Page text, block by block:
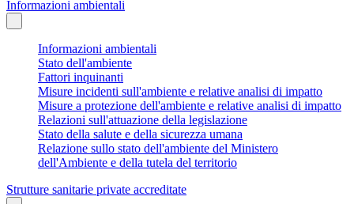
Informazioni ambientali
Informazioni ambientali
Stato dell'ambiente
Fattori inquinanti
Misure incidenti sull'ambiente e relative analisi di impatto
Misure a protezione dell'ambiente e relative analisi di impatto
Relazioni sull'attuazione della legislazione
Stato della salute e della sicurezza umana
Relazione sullo stato dell'ambiente del Ministero
dell'Ambiente e della tutela del territorio
Strutture sanitarie private accreditate